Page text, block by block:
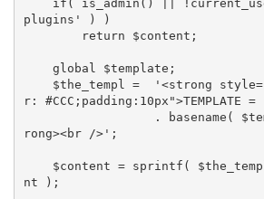
plugins' ) )
r: #CCC;padding:10px">TEMPLATE
rong><br />';
nt );